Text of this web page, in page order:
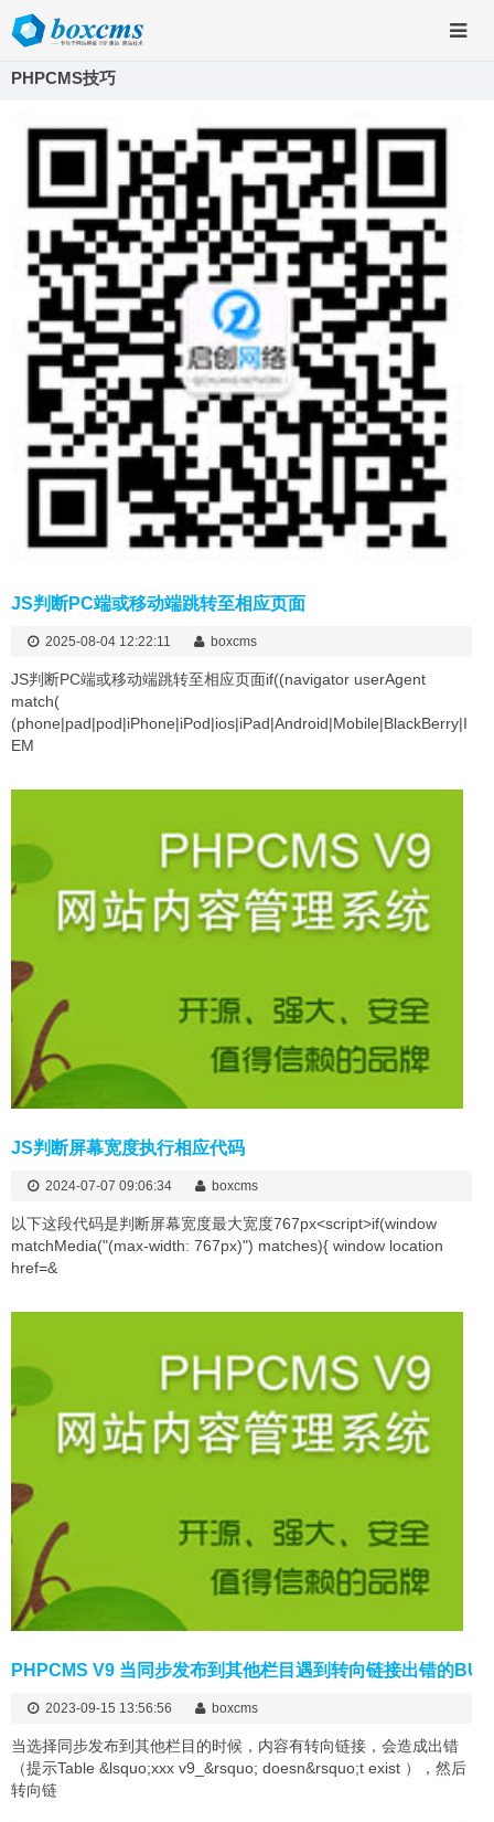
PHPCMS技巧
JS判断PC端或移动端跳转至相应页面
2025-08-04 12:22:11 boxcms
​JS判断PC端或移动端跳转至相应页面if((navigator userAgent
match(
(phone|pad|pod|iPhone|iPod|ios|iPad|Android|Mobile|BlackBerry|I
EM
JS判断屏幕宽度执行相应代码
2024-07-07 09:06:34 boxcms
以下这段代码是判断屏幕宽度最大宽度767px<script>if(window
matchMedia("(max-width: 767px)") matches){ window location
href=&
PHPCMS V9 当同步发布到其他栏目遇到转向链接出错的
2023-09-15 13:56:56 boxcms
当选择同步发布到其他栏目的时候，内容有转向链接，会造成出错
（提示Table &lsquo;xxx v9_&rsquo; doesn&rsquo;t exist ），然后
转向链